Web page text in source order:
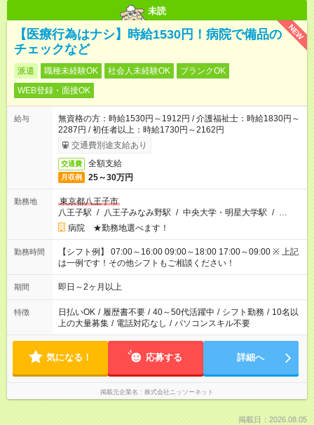
未読
NEW
【医療行為はナシ】時給1530円！病院で備品の
チェックなど
派遣 職種未経験OK 社会人未経験OK
ブランクOK
WEB登録・面接OK
給与
無資格の方：時給1530円～1912円 / 介護福祉士：時給1830円～
2287円 / 初任者以上：時給1730円～2162円
交通費別途支給あり
交通費 全額支給
月収例 25～30万円
勤務地
東京都八王子市
八王子駅 / 八王子みなみ野駅 / 中央大学・明星大学駅 / …
病院 ★勤務地選べます！
勤務時間
【シフト例】 07:00～16:00 09:00～18:00 17:00～09:00 ※ 上記
は一例です！その他シフトもご相談ください！
期間 即日～2ヶ月以上
特徴 日払いOK / 履歴書不要 / 40～50代活躍中 / シフト勤務 / 10名以
上の大量募集 / 電話対応なし / パソコンスキル不要
気になる！ 応募する 詳細へ
掲載元企業名 株式会社ニッソーネット
掲載日：2026.08.05